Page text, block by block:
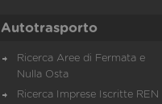
Autotrasporto
Ricerca Aree di Fermata e
Nulla Osta
Ricerca Imprese Iscritte REN